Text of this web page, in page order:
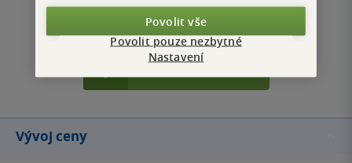
Zobrazit všechna hodnocení
Přidat hodnocení
Vývoj ceny
Povolit vše
Povolit pouze nezbytné
Nastavení